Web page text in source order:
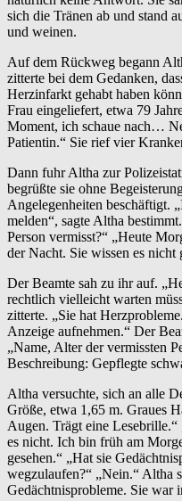
sich die Tränen ab und stand
und weinen.
Auf dem Rückweg begann
zitterte bei dem Gedanken,
Herzinfarkt gehabt haben
Frau eingeliefert, etwa 79
Moment, ich schaue nach…
Patientin.“ Sie rief vier
Dann fuhr Altha zur
begrüßte sie ohne
Angelegenheiten beschäftigt.
melden“, sagte Altha
Person vermisst?“ „Heute
der Nacht. Sie wissen es nicht
Der Beamte sah zu ihr auf.
rechtlich vielleicht warten
zitterte. „Sie hat
Anzeige aufnehmen.“ Der
„Name, Alter der vermissten
Beschreibung: Gepflegte
Altha versuchte, sich an alle
Größe, etwa 1,65 m. Graues
Augen. Trägt eine
es nicht. Ich bin früh am
gesehen.“ „Hat sie
wegzulaufen?“ „Nein.“ Altha
Gedächtnisprobleme. Sie war